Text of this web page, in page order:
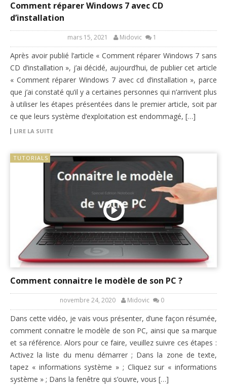
Comment réparer Windows 7 avec CD
d’installation
mars 15, 2021 Midovic 1
Après avoir publié l’article « Comment réparer Windows 7 sans
CD d’installation », j’ai décidé, aujourd’hui, de publier cet article
« Comment réparer Windows 7 avec cd d’installation », parce
que j’ai constaté qu’il y a certaines personnes qui n’arrivent plus
à utiliser les étapes présentées dans le premier article, soit par
ce que leurs système d’exploitation est endommagé, […]
LIRE LA SUITE
TUTORIALS
Comment connaitre le modèle de son PC ?
novembre 24, 2020 Midovic 0
Dans cette vidéo, je vais vous présenter, d’une façon résumée,
comment connaitre le modèle de son PC, ainsi que sa marque
et sa référence. Alors pour ce faire, veuillez suivre ces étapes :
Activez la liste du menu démarrer ; Dans la zone de texte,
tapez « informations système » ; Cliquez sur « informations
système » ; Dans la fenêtre qui s’ouvre, vous […]